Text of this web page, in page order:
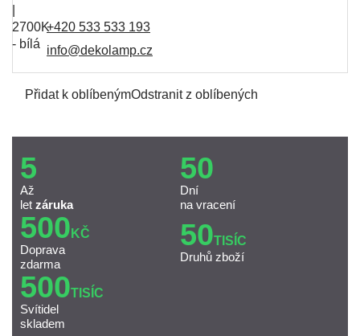
+420 533 533 193
info@dekolamp.cz
Přidat k oblíbenýmOdstranit z oblíbených
5
Až
let záruka
50
Dní
na vracení
500 KČ
Doprava
zdarma
50TISÍC
Druhů zboží
500TISÍC
Svítidel
skladem